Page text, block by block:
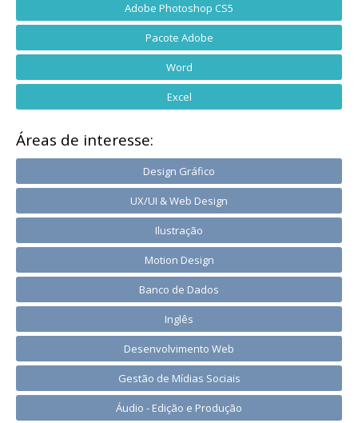
Adobe Photoshop CS5
Pacote Adobe
Word
Excel
Áreas de interesse:
Design Gráfico
UX/UI & Web Design
Ilustração
Motion Design
Banco de Dados
Inglês
Desenvolvimento Web
Gestão de Mídias Sociais
Áudio - Edição e Produção